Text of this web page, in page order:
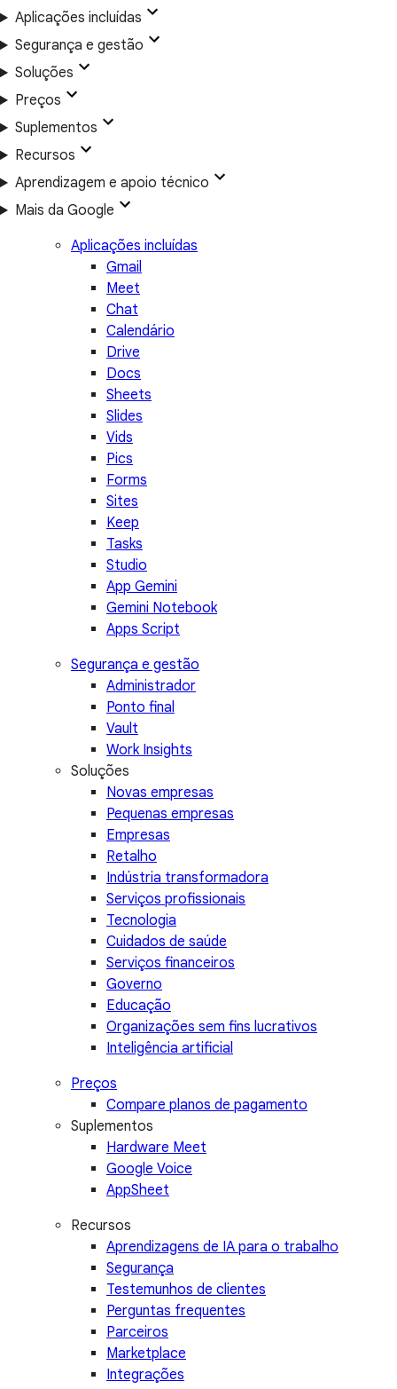
Aplicações incluídas
Segurança e gestão
Soluções
Preços
Suplementos
Recursos
Aprendizagem e apoio técnico
Mais da Google
Aplicações incluídas
Gmail
Meet
Chat
Calendário
Drive
Docs
Sheets
Slides
Vids
Pics
Forms
Sites
Keep
Tasks
Studio
App Gemini
Gemini Notebook
Apps Script
Segurança e gestão
Administrador
Ponto final
Vault
Work Insights
Soluções
Novas empresas
Pequenas empresas
Empresas
Retalho
Indústria transformadora
Serviços profissionais
Tecnologia
Cuidados de saúde
Serviços financeiros
Governo
Educação
Organizações sem fins lucrativos
Inteligência artificial
Preços
Compare planos de pagamento
Suplementos
Hardware Meet
Google Voice
AppSheet
Recursos
Aprendizagens de IA para o trabalho
Segurança
Testemunhos de clientes
Perguntas frequentes
Parceiros
Marketplace
Integrações